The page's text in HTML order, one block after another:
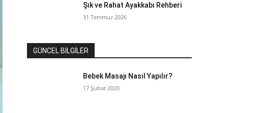
Şık ve Rahat Ayakkabı Rehberi
31 Temmuz 2026
GÜNCEL BİLGİLER
Bebek Masajı Nasıl Yapılır?
17 Şubat 2020